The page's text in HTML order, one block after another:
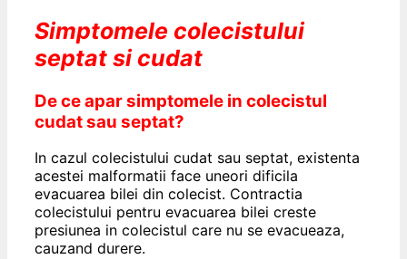
Simptomele colecistului
septat si cudat
De ce apar simptomele in colecistul
cudat sau septat?
In cazul colecistului cudat sau septat, existenta
acestei malformatii face uneori dificila
evacuarea bilei din colecist. Contractia
colecistului pentru evacuarea bilei creste
presiunea in colecistul care nu se evacueaza,
cauzand durere.